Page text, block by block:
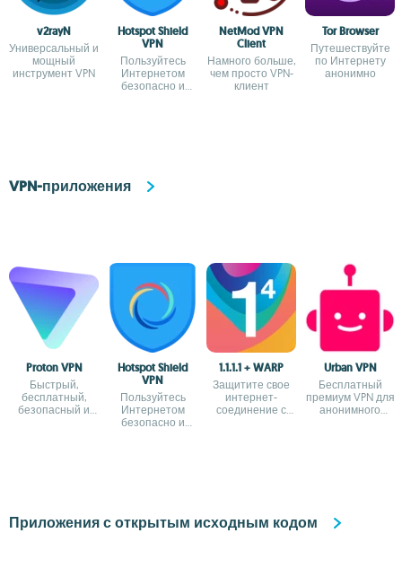
v2rayN
Универсальный и
мощный
инструмент VPN
Hotspot Shield
VPN
Пользуйтесь
Интернетом
безопасно и
NetMod VPN
Client
Намного больше,
чем просто VPN-
клиент
Tor Browser
Путешествуйте
по Интернету
анонимно
VPN-приложения
Proton VPN
Быстрый,
бесплатный,
безопасный и
Hotspot Shield
VPN
Пользуйтесь
Интернетом
безопасно и
1.1.1.1 + WARP
Защитите свое
интернет-
соединение с
Urban VPN
Бесплатный
премиум VPN для
анонимного
Приложения с открытым исходным кодом